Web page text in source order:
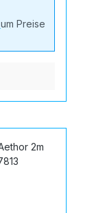
um Preise